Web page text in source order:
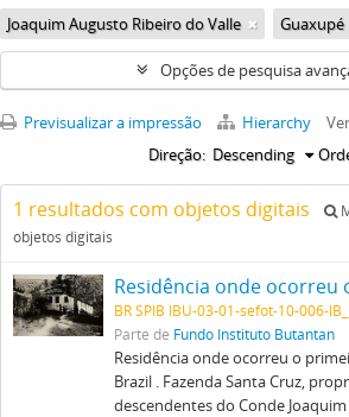
Joaquim Augusto Ribeiro do Valle Guaxupé
Opções de pesquisa
Previsualizar a impressão Hierarchy
Direção: Descending
1 resultados com objetos digitais
objetos digitais
BR SPIB IBU-03-01-sefot-10-006-
Parte de Fundo Instituto Butantan
Residência onde ocorreu o
Brazil . Fazenda Santa Cruz,
descendentes do Conde